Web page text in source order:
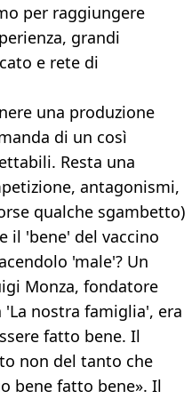
per raggiungere
grandi
e rete di
una produzione
di un così
Resta una
antagonismi,
qualche sgambetto)
il 'bene' del vaccino
'male'? Un
Monza, fondatore
nostra famiglia', era
fatto bene. Il
non del tanto che
bene fatto bene». Il